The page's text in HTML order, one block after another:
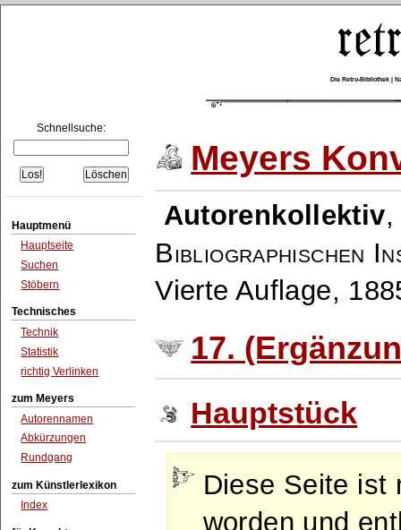
Die Retro-Bibliothek |
Schnellsuche:
Hauptmenü
Hauptseite
Suchen
Stöbern
Technisches
Technik
Statistik
richtig Verlinken
zum Meyers
Autorennamen
Abkürzungen
Rundgang
zum Künstlerlexikon
Index
Meyers
Autorenkollektiv
Bibliographischen
Vierte Auflage,
17.
Hauptstück
Diese Seite ist
worden und